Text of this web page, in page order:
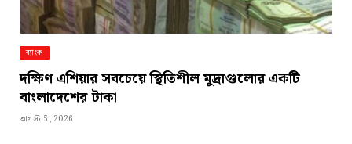
ব্যাংক
দক্ষিণ এশিয়ার সবচেয়ে স্থিতিশীল মুদ্রাগুলোর একটি
বাংলাদেশের টাকা
আগস্ট 5, 2026